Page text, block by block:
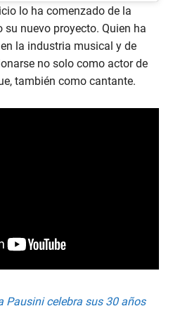
lo ha comenzado de la
nuevo proyecto. Quien ha
la industria musical y de
no solo como actor de
también como cantante.
Pausini celebra sus 30 años